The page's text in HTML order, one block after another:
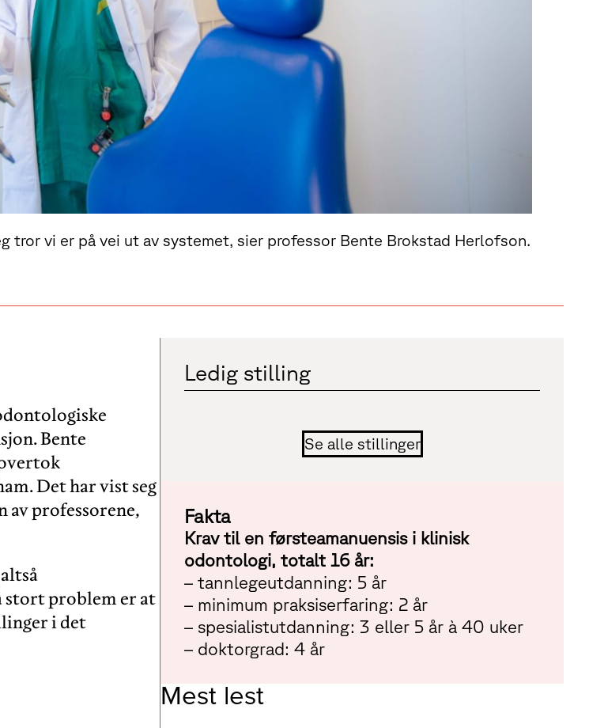
vi er på vei ut av systemet, sier professor Bente Brokstad Herlofson.
Bente
Det har vist seg
av professorene,
stort problem er at
i det
Ledig stilling
Se alle stillinger
Mest lest
Fakta
Krav til en førsteamanuensis i klinisk
odontologi, totalt 16 år:
– tannlegeutdanning: 5 år
– minimum praksiserfaring: 2 år
– spesialistutdanning: 3 eller 5 år à 40 uker
– doktorgrad: 4 år